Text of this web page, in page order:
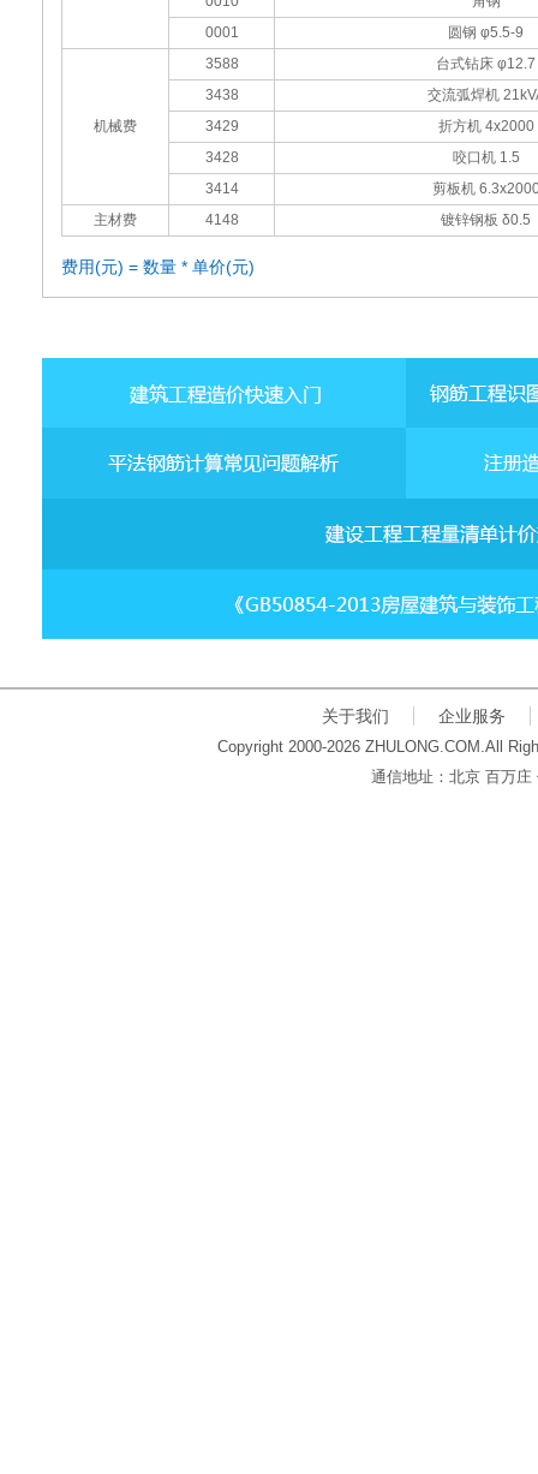
0001
圆钢 φ5.5-9
机械费
3588
台式钻床 φ12.7
3438
交流弧焊机
3429
折方机 4x2000
3428
咬口机 1.5
3414
剪板机
主材费
4148 镀锌钢板 δ0.5
费用(元) = 数量 * 单价(元)
关于我们 企业服务
Copyright 2000-2026 ZHULONG.COM.All
通信地址：北京 百万